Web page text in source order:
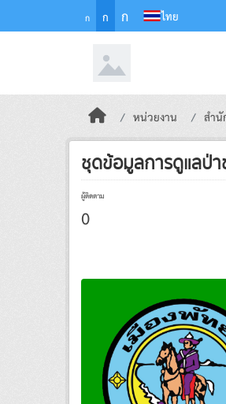
Skip to main content
ก ก ก ไทย
หน่วยงาน สำนั
ชุดข้อมูลการดูแลป่า
ผู้ติดตาม
0